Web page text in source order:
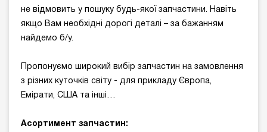
не відмовить у пошуку будь-якої запчастини. Навіть
якщо Вам необхідні дорогі деталі – за бажанням
найдемо б/у.
Пропонуємо широкий вибір запчастин на замовлення
з різних куточків світу - для прикладу Європа,
Емірати, США та інші…
Асортимент запчастин: